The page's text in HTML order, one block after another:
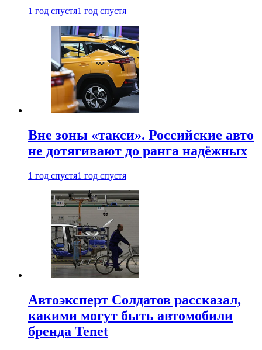
1 год спустя1 год спустя
Вне зоны «такси». Российские авто
не дотягивают до ранга надёжных
1 год спустя1 год спустя
Автоэксперт Солдатов рассказал,
какими могут быть автомобили
бренда Tenet